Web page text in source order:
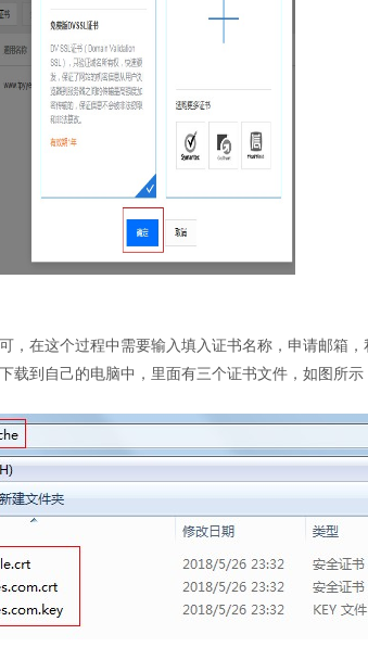
，在这个过程中需要输入填入证书名称，申请邮箱
载到自己的电脑中，里面有三个证书文件，如图所示